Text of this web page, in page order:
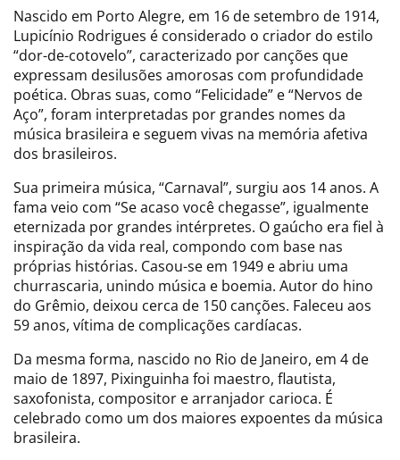
Nascido em Porto Alegre, em 16 de setembro de 1914,
Lupicínio Rodrigues é considerado o criador do estilo
“dor-de-cotovelo”, caracterizado por canções que
expressam desilusões amorosas com profundidade
poética. Obras suas, como “Felicidade” e “Nervos de
Aço”, foram interpretadas por grandes nomes da
música brasileira e seguem vivas na memória afetiva
dos brasileiros.
Sua primeira música, “Carnaval”, surgiu aos 14 anos. A
fama veio com “Se acaso você chegasse”, igualmente
eternizada por grandes intérpretes. O gaúcho era fiel à
inspiração da vida real, compondo com base nas
próprias histórias. Casou-se em 1949 e abriu uma
churrascaria, unindo música e boemia. Autor do hino
do Grêmio, deixou cerca de 150 canções. Faleceu aos
59 anos, vítima de complicações cardíacas.
Da mesma forma, nascido no Rio de Janeiro, em 4 de
maio de 1897, Pixinguinha foi maestro, flautista,
saxofonista, compositor e arranjador carioca. É
celebrado como um dos maiores expoentes da música
brasileira.